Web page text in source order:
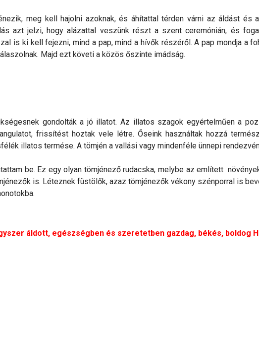
meg kell hajolni azoknak, és áhítattal térden várni az áldást és
azt jelzi, hogy alázattal veszünk részt a szent ceremónián, és
is ki kell fejezni, mind a pap, mind a hívők részéről. A pap mondja a
Majd ezt követi a közös őszinte imádság.
gondolták a jó illatot. Az illatos szagok egyértelműen a
frissítést hoztak vele létre. Őseink használtak hozzá
illatos termése. A tömjén a vallási vagy mindenféle ünnepi
be. Ez egy olyan tömjénező rudacska, melybe az említett
is. Léteznek füstölők, azaz tömjénezők vékony szénporral is
áldott, egészségben és szeretetben gazdag, békés, boldog